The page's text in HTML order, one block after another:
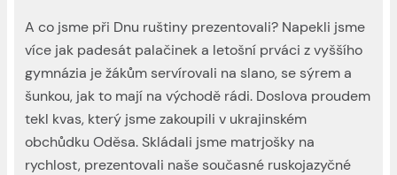
A co jsme při Dnu ruštiny prezentovali? Napekli jsme
více jak padesát palačinek a letošní prváci z vyššího
gymnázia je žákům servírovali na slano, se sýrem a
šunkou, jak to mají na východě rádi. Doslova proudem
tekl kvas, který jsme zakoupili v ukrajinském
obchůdku Oděsa. Skládali jsme matrjošky na
rychlost, prezentovali naše současné ruskojazyčné